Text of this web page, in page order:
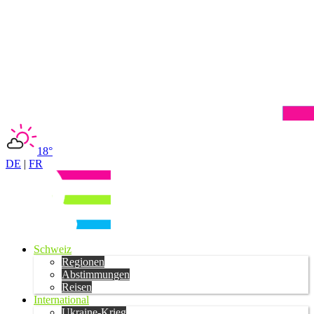
18°
DE | FR
Schweiz
Regionen
Abstimmungen
Reisen
International